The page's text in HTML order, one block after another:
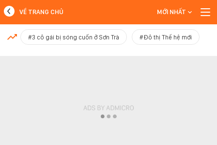
MỚI NHẤT
VỀ TRANG CHỦ MỚI NHẤT
#3 cô gái bị sóng cuốn ở Sơn Trà #Đô thị Thế hệ mới